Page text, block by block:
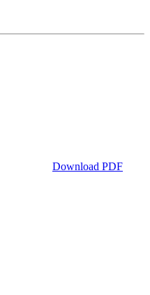
Download PDF